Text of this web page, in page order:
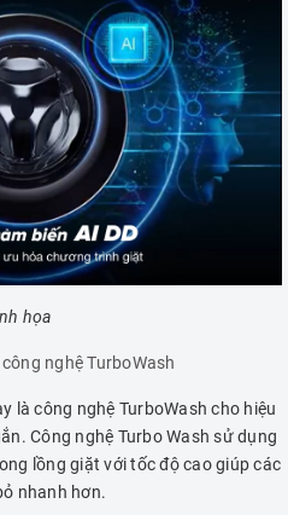
họa
công nghệ TurboWash
là công nghệ TurboWash cho hiệu
Công nghệ Turbo Wash sử dụng
lồng giặt với tốc độ cao giúp các
nhanh hơn.